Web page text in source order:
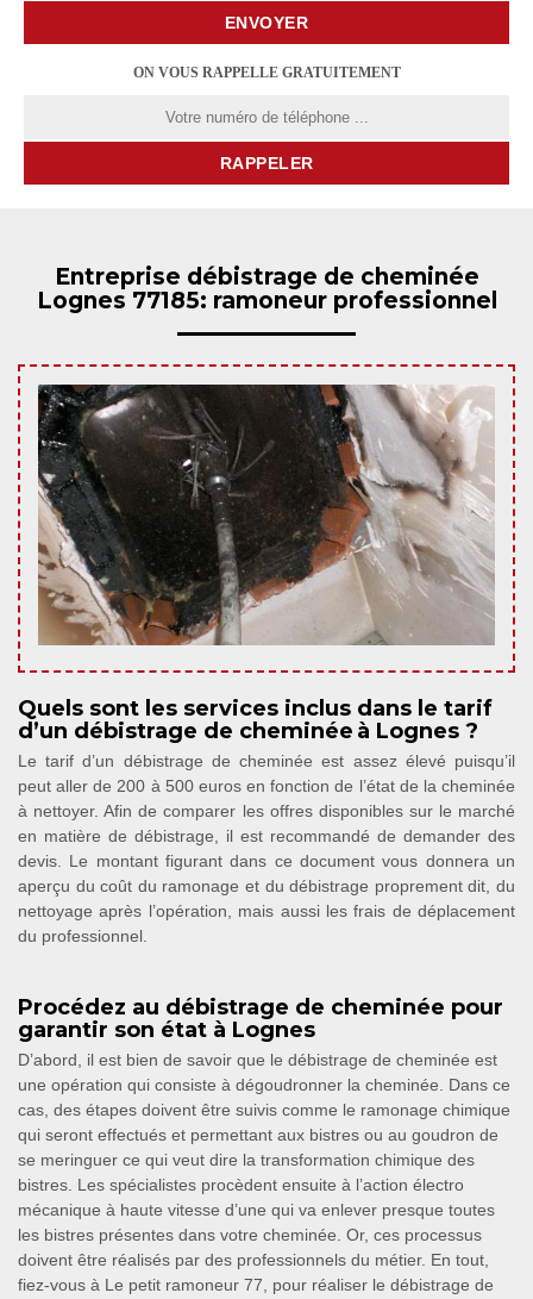
ON VOUS RAPPELLE GRATUITEMENT
Entreprise débistrage de cheminée
Lognes 77185: ramoneur professionnel
Quels sont les services inclus dans le tarif
d’un débistrage de cheminée à Lognes ?
Le tarif d’un débistrage de cheminée est assez élevé puisqu’il
peut aller de 200 à 500 euros en fonction de l’état de la cheminée
à nettoyer. Afin de comparer les offres disponibles sur le marché
en matière de débistrage, il est recommandé de demander des
devis. Le montant figurant dans ce document vous donnera un
aperçu du coût du ramonage et du débistrage proprement dit, du
nettoyage après l’opération, mais aussi les frais de déplacement
du professionnel.
Procédez au débistrage de cheminée pour
garantir son état à Lognes
D’abord, il est bien de savoir que le débistrage de cheminée est
une opération qui consiste à dégoudronner la cheminée. Dans ce
cas, des étapes doivent être suivis comme le ramonage chimique
qui seront effectués et permettant aux bistres ou au goudron de
se meringuer ce qui veut dire la transformation chimique des
bistres. Les spécialistes procèdent ensuite à l’action électro
mécanique à haute vitesse d’une qui va enlever presque toutes
les bistres présentes dans votre cheminée. Or, ces processus
doivent être réalisés par des professionnels du métier. En tout,
fiez-vous à Le petit ramoneur 77, pour réaliser le débistrage de